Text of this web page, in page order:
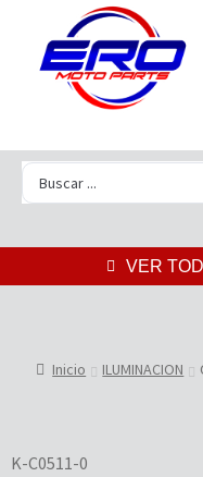
VER
Inicio ILUMINACION
K-C0511-0